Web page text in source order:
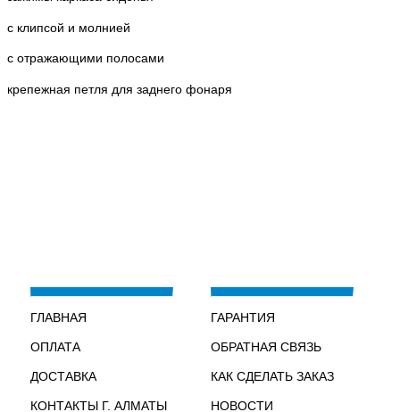
с клипсой и молнией
с отражающими полосами
крепежная петля для заднего фонаря
ГЛАВНАЯ
ОПЛАТА
ДОСТАВКА
КОНТАКТЫ Г. АЛМАТЫ
ГАРАНТИЯ
ОБРАТНАЯ СВЯЗЬ
КАК СДЕЛАТЬ ЗАКАЗ
НОВОСТИ